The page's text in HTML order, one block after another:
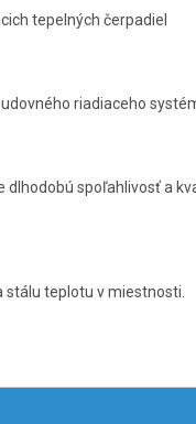
tepelných čerpadiel
riadiaceho
dlhodobú spoľahlivosť a
teplotu v miestnosti.